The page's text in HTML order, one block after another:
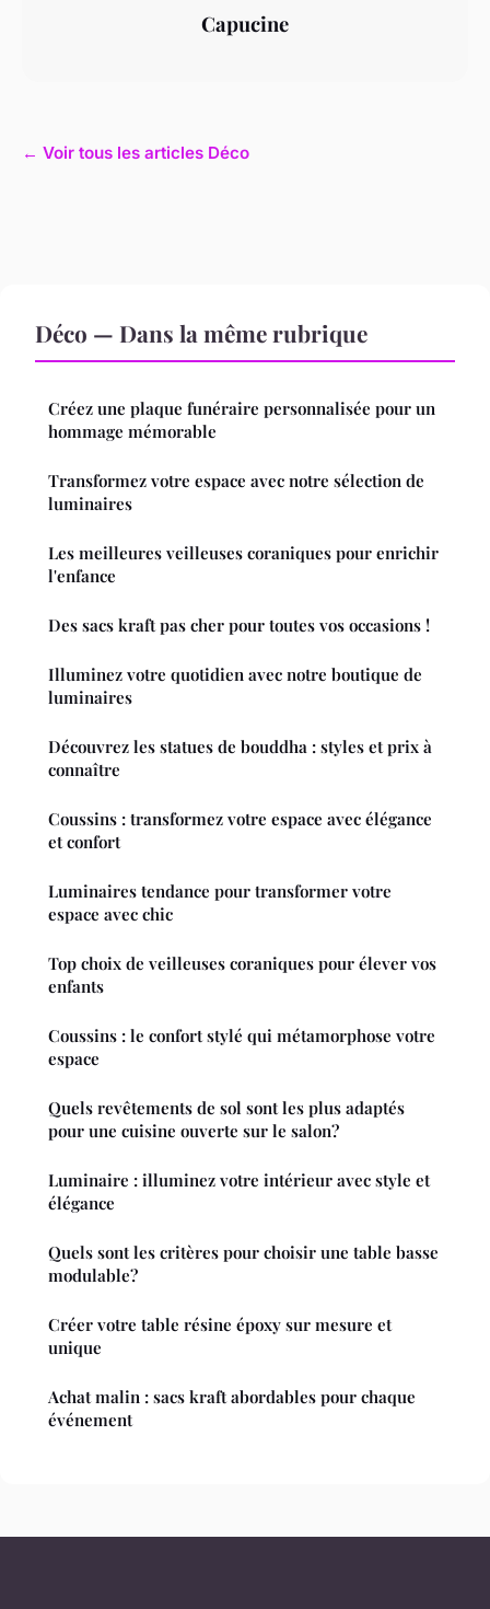
Capucine
← Voir tous les articles Déco
Déco — Dans la même rubrique
Créez une plaque funéraire personnalisée pour un
hommage mémorable
Transformez votre espace avec notre sélection de
luminaires
Les meilleures veilleuses coraniques pour enrichir
l'enfance
Des sacs kraft pas cher pour toutes vos occasions !
Illuminez votre quotidien avec notre boutique de
luminaires
Découvrez les statues de bouddha : styles et prix à
connaître
Coussins : transformez votre espace avec élégance
et confort
Luminaires tendance pour transformer votre
espace avec chic
Top choix de veilleuses coraniques pour élever vos
enfants
Coussins : le confort stylé qui métamorphose votre
espace
Quels revêtements de sol sont les plus adaptés
pour une cuisine ouverte sur le salon?
Luminaire : illuminez votre intérieur avec style et
élégance
Quels sont les critères pour choisir une table basse
modulable?
Créer votre table résine époxy sur mesure et
unique
Achat malin : sacs kraft abordables pour chaque
événement